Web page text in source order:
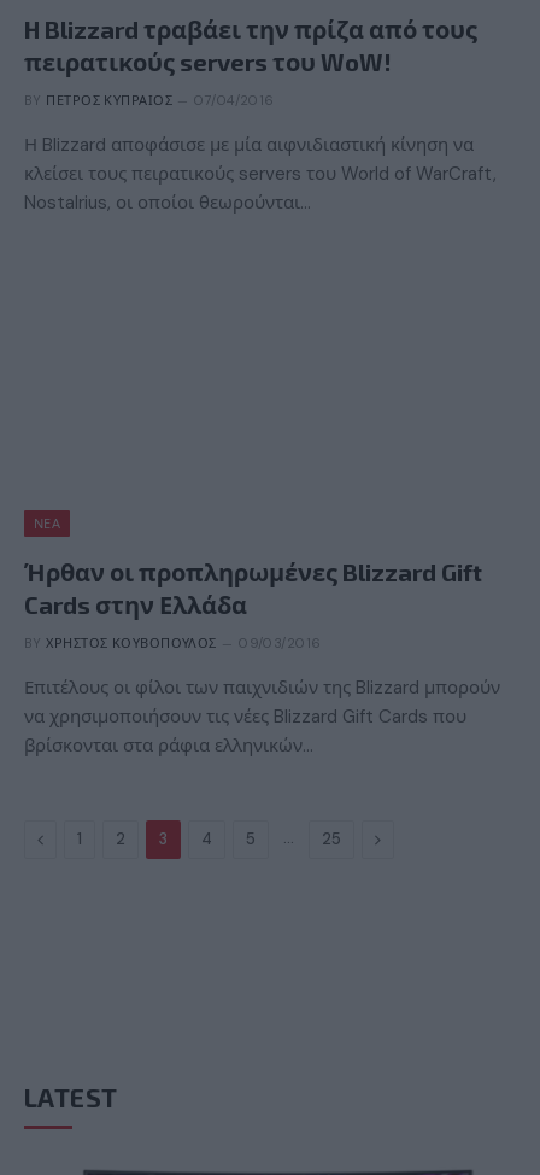
H Blizzard τραβάει την πρίζα από τους
πειρατικούς servers του WoW!
BY ΠΈΤΡΟΣ ΚΥΠΡΑΊΟΣ 07/04/2016
Η Blizzard αποφάσισε με μία αιφνιδιαστική κίνηση να
κλείσει τους πειρατικούς servers του World of WarCraft,
Nostalrius, οι οποίοι θεωρούνται…
ΝΈΑ
Ήρθαν οι προπληρωμένες Blizzard Gift
Cards στην Ελλάδα
BY ΧΡΉΣΤΟΣ ΚΟΥΒΌΠΟΥΛΟΣ 09/03/2016
Επιτέλους οι φίλοι των παιχνιδιών της Blizzard μπορούν
να χρησιμοποιήσουν τις νέες Blizzard Gift Cards που
βρίσκονται στα ράφια ελληνικών…
Previous
1 2 3 4 5 … 25 Next
LATEST